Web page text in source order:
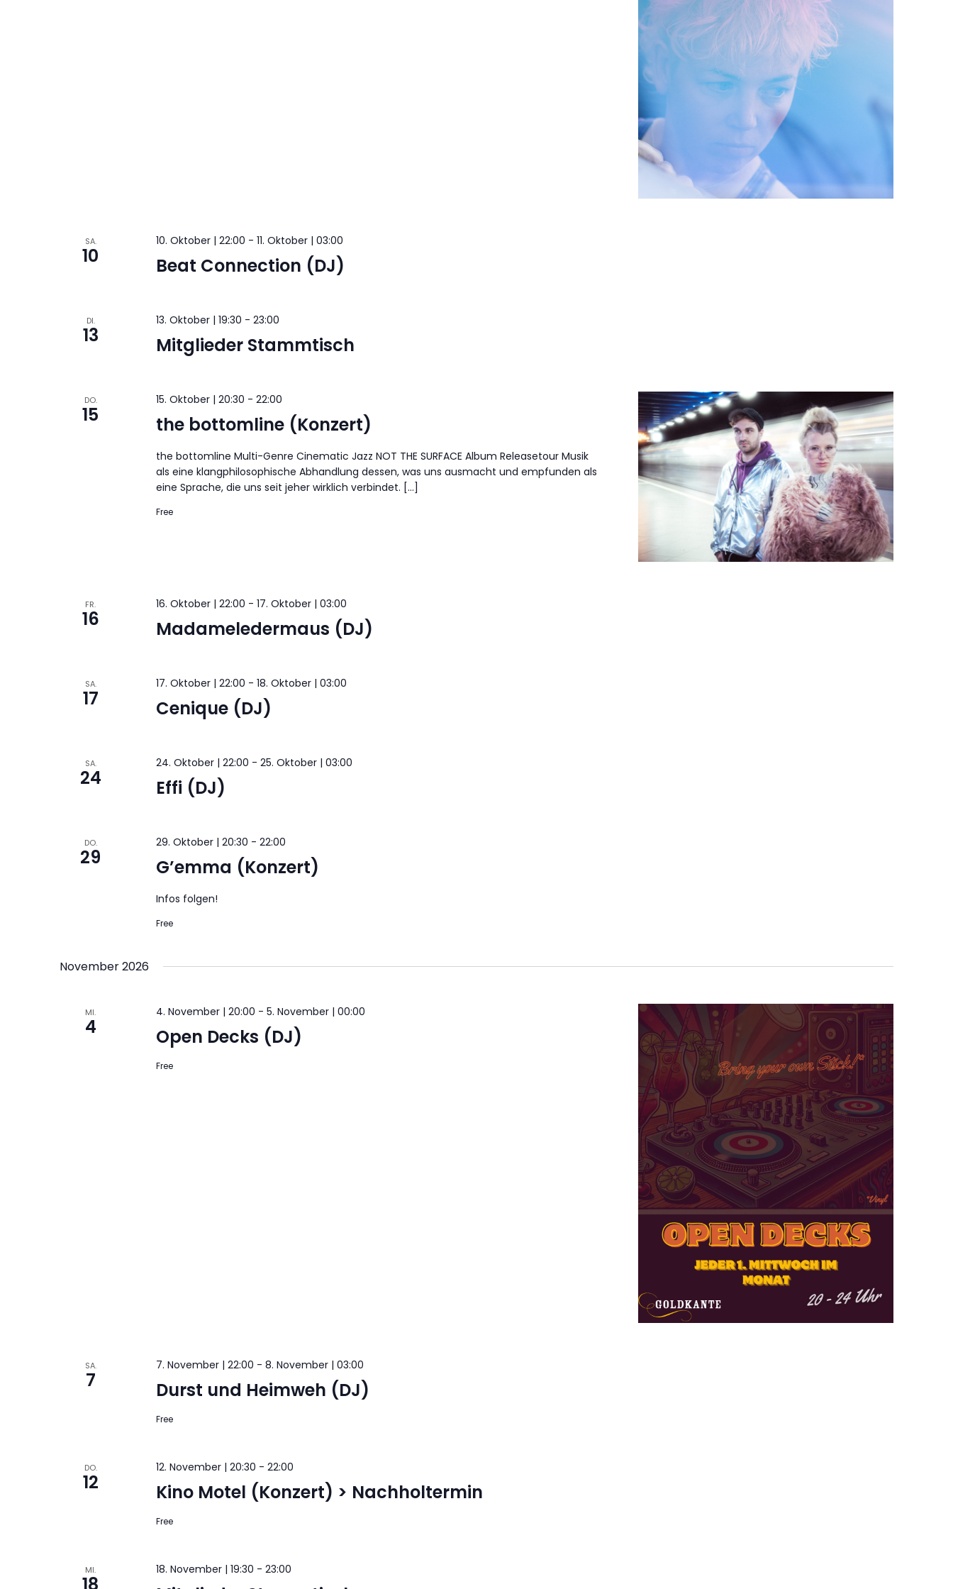
SA.
10
10. Oktober | 22:00 - 11. Oktober | 03:00
Beat Connection (DJ)
DI.
13
13. Oktober | 19:30 - 23:00
Mitglieder Stammtisch
DO.
15
15. Oktober | 20:30 - 22:00
the bottomline (Konzert)
the bottomline Multi-Genre Cinematic Jazz NOT THE SURFACE Album Releasetour Musik
als eine klangphilosophische Abhandlung dessen, was uns ausmacht und empfunden als
eine Sprache, die uns seit jeher wirklich verbindet. […]
Free
FR.
16
16. Oktober | 22:00 - 17. Oktober | 03:00
Madameledermaus (DJ)
SA.
17
17. Oktober | 22:00 - 18. Oktober | 03:00
Cenique (DJ)
SA.
24
24. Oktober | 22:00 - 25. Oktober | 03:00
Effi (DJ)
DO.
29
29. Oktober | 20:30 - 22:00
G’emma (Konzert)
Infos folgen!
Free
November 2026
MI.
4
4. November | 20:00 - 5. November | 00:00
Open Decks (DJ)
Free
SA.
7
7. November | 22:00 - 8. November | 03:00
Durst und Heimweh (DJ)
Free
DO.
12
12. November | 20:30 - 22:00
Kino Motel (Konzert) > Nachholtermin
Free
MI. 18. November | 19:30 - 23:00